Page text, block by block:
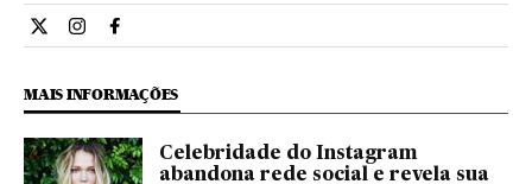
Estilo El País Brasil en Twitter
Estilo El País Brasil en Instagram
Estilo El País Brasil en Facebook
MAIS INFORMAÇÕES
Celebridade do Instagram
abandona rede social e revela sua